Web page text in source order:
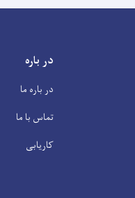
در باره
در باره ما
تماس با ما
کاریابی